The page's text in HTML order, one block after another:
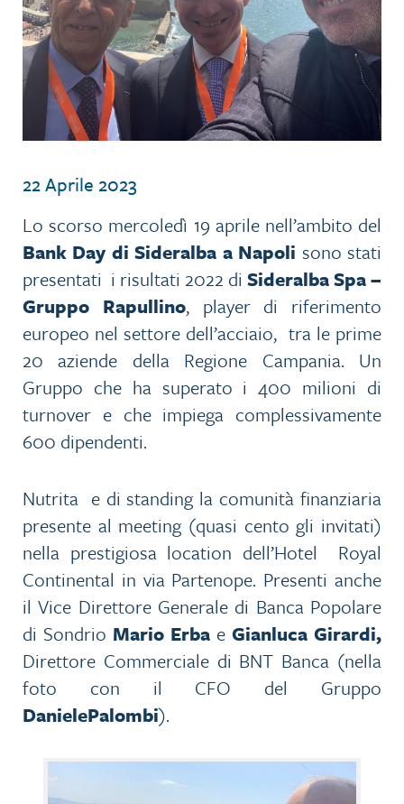
22 Aprile 2023
Lo scorso mercoledì 19 aprile nell’ambito del
Bank Day di Sideralba a Napoli sono stati
presentati i risultati 2022 di Sideralba Spa –
Gruppo Rapullino, player di riferimento
europeo nel settore dell’acciaio, tra le prime
20 aziende della Regione Campania. Un
Gruppo che ha superato i 400 milioni di
turnover e che impiega complessivamente
600 dipendenti.
Nutrita e di standing la comunità finanziaria
presente al meeting (quasi cento gli invitati)
nella prestigiosa location dell’Hotel Royal
Continental in via Partenope. Presenti anche
il Vice Direttore Generale di Banca Popolare
di Sondrio Mario Erba e Gianluca Girardi,
Direttore Commerciale di BNT Banca (nella
foto con il CFO del Gruppo
DanielePalombi).